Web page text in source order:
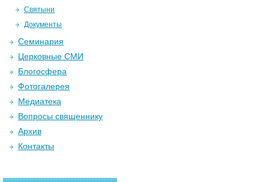
Святыни
Документы
Семинария
Церковные СМИ
Блогосфера
Фотогалерея
Медиатека
Вопросы священнику
Архив
Контакты